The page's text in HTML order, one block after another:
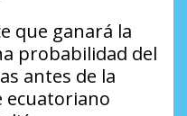
que ganará la
probabilidad del
antes de la
ecuatoriano